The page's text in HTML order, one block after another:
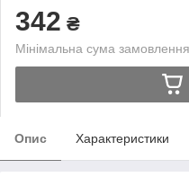
342 ₴
Мінімальна сума
Опис Характеристики